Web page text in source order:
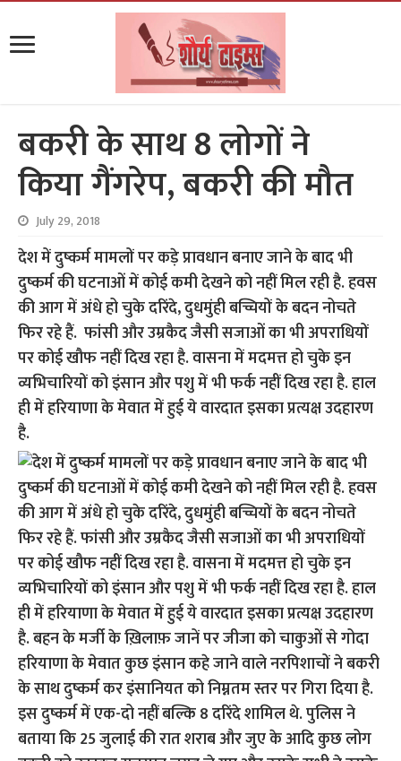
बकरी के साथ 8 लोगों ने
किया गैंगरेप, बकरी की मौत
July 29, 2018
देश में दुष्कर्म मामलों पर कड़े प्रावधान बनाए जाने के बाद भी
दुष्कर्म की घटनाओं में कोई कमी देखने को नहीं मिल रही है. हवस
की आग में अंधे हो चुके दरिंदे, दुधमुंही बच्चियों के बदन नोचते
फिर रहे हैं. फांसी और उम्रकैद जैसी सजाओं का भी अपराधियों
पर कोई खौफ नहीं दिख रहा है. वासना में मदमत्त हो चुके इन
व्यभिचारियों को इंसान और पशु में भी फर्क नहीं दिख रहा है. हाल
ही में हरियाणा के मेवात में हुई ये वारदात इसका प्रत्यक्ष उदहारण
है.